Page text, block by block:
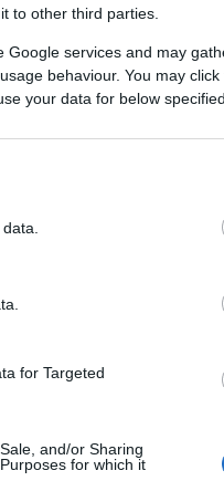
to other third parties.
services and may
behaviour. You may
your data for below
for Targeted
and/or Sharing
for which it
il parco Fausto
riaprire in
di
da
fare
del sito o